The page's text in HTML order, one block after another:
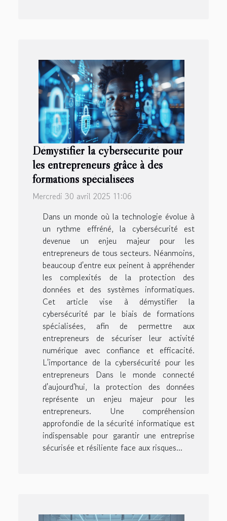
Démystifier la cybersécurité pour
les entrepreneurs grâce à des
formations spécialisées
Mercredi 30 avril 2025 11:06
Dans un monde où la technologie évolue à
un rythme effréné, la cybersécurité est
devenue un enjeu majeur pour les
entrepreneurs de tous secteurs. Néanmoins,
beaucoup d'entre eux peinent à appréhender
les complexités de la protection des
données et des systèmes informatiques.
Cet article vise à démystifier la
cybersécurité par le biais de formations
spécialisées, afin de permettre aux
entrepreneurs de sécuriser leur activité
numérique avec confiance et efficacité.
L'importance de la cybersécurité pour les
entrepreneurs Dans le monde connecté
d'aujourd'hui, la protection des données
représente un enjeu majeur pour les
entrepreneurs. Une compréhension
approfondie de la sécurité informatique est
indispensable pour garantir une entreprise
sécurisée et résiliente face aux risques...